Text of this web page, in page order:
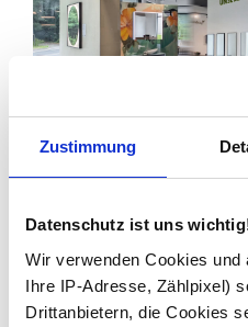
Zustimmung
Datenschutz ist uns
Wir verwenden Cookies und
Ihre IP-Adresse, Zählpixel)
Drittanbietern, die Cookies